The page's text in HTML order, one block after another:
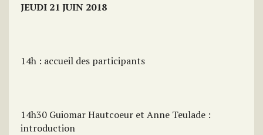
JEUDI 21 JUIN 2018
14h : accueil des participants
14h30 Guiomar Hautcoeur et Anne Teulade :
introduction